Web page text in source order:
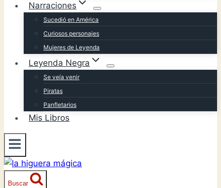
Narraciones
Sucedió en América
Curiosos personajes
Mujeres de Leyenda
Leyenda Negra
Se veía venir
Piratas
Panfletarios
Mis Libros
Buscar